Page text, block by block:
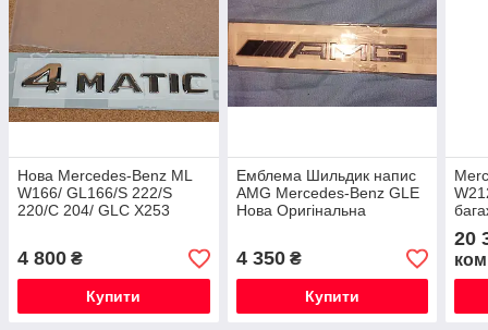
Нова Mercedes-Benz ML
W166/ GL166/S 222/S
220/C 204/ GLC X253
4 800 ₴
Купити
Емблема Шильдик напис
AMG Mercedes-Benz GLE
Нова Оригінальна
4 350₴
Купити
20